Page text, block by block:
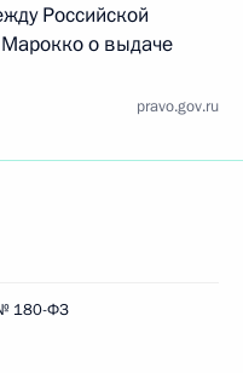
Российской
о выдаче
pravo.gov.ru
№ 180-ФЗ